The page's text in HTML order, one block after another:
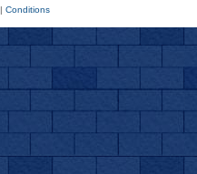
| Conditions